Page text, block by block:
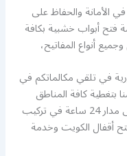
الأمانة والحفاظ على
فتح أبواب خشبية بكافة
أنواع المفاتيح،
في تلقي مكالماتكم في
كافة المناطق
وضواحيها، فنحن بخدمتك طوال اليوم وعلى مدار 24 ساعة في تركيب
أقفال الكويت وخدمة